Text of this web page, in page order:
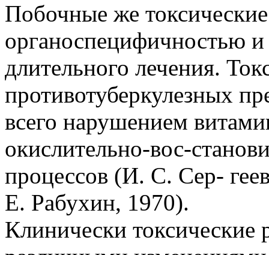
Побочные же
органоспецифичностью и
длительного лечения.
противотуберкулезных
всего нарушением
окислительно-вос-
процессов (И. С. Сер-
Е. Рабухин, 1970).
Клинически токсические